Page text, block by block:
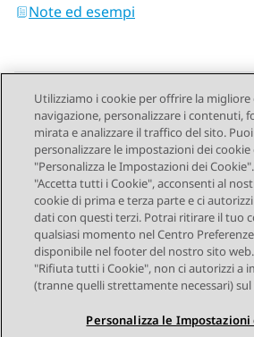
Note ed esempi
Send Feedback
Navigazione argomento
Argomento precedente
STAY CONNECTED
Utilizziamo i cookie per offrire la migliore
navigazione, personalizzare i contenuti,
mirata e analizzare il traffico del sito.
personalizzare le impostazioni dei cookie
"Personalizza le Impostazioni dei Cookie".
"Accetta tutti i Cookie", acconsenti al
cookie di prima e terza parte e ci
dati con questi terzi. Potrai ritirare il tuo
qualsiasi momento nel Centro
disponibile nel footer del nostro sito web.
"Rifiuta tutti i Cookie", non ci autorizzi a
(tranne quelli strettamente necessari)
Personalizza le Impostazioni